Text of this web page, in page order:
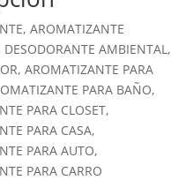
AROMATIZANTE
AMBIENTAL,
AROMATIZANTE PARA
PARA BAÑO,
PARA CLOSET,
PARA CASA,
PARA AUTO,
PARA CARRO